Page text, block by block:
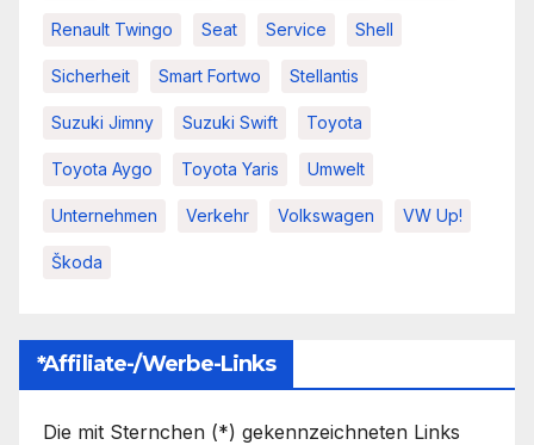
Renault Twingo Seat Service Shell
Sicherheit Smart Fortwo Stellantis
Suzuki Jimny Suzuki Swift Toyota
Toyota Aygo Toyota Yaris Umwelt
Unternehmen Verkehr Volkswagen VW Up!
Škoda
*Affiliate-/Werbe-Links
Die mit Sternchen (*) gekennzeichneten Links